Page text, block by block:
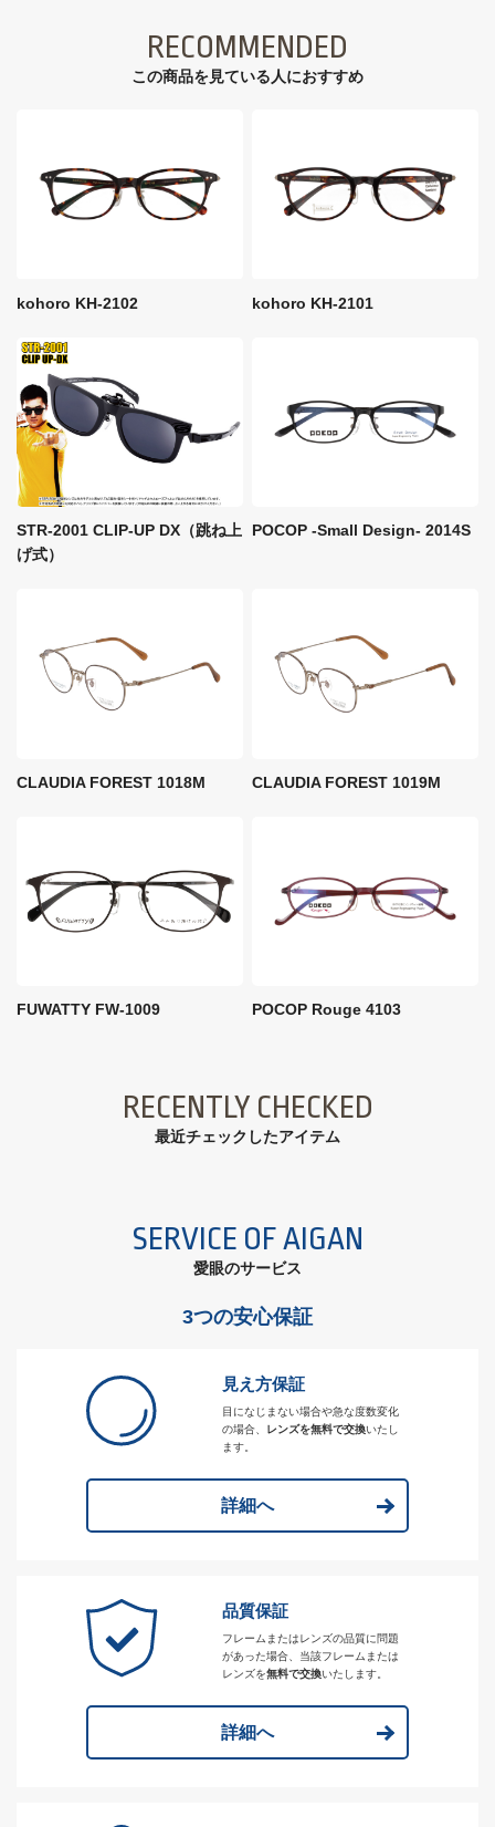
RECOMMENDED
この商品を見ている⼈におすすめ
kohoro KH-2102 kohoro KH-2101
STR-2001 CLIP-UP DX（跳ね上
げ式）
POCOP -Small Design- 2014S
CLAUDIA FOREST 1018M CLAUDIA FOREST 1019M
FUWATTY FW-1009 POCOP Rouge 4103
RECENTLY CHECKED
最近チェックしたアイテム
SERVICE OF AIGAN
愛眼のサービス
3つの安心保証
見え方保証
目になじまない場合や急な度数変化
の場合、
レンズを無料で交換いたし
ます。
詳細へ
品質保証
フレームまたはレンズの品質に問題
があった場合、当該フレームまたは
レンズを無料で交換いたします。
詳細へ